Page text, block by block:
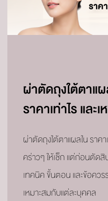
ผ่าตัดถุงใต้ตาแผ
ราคาเท่าไร และ
ผ่าตัดถุงใต้ตาแผลใน ราคา
คร่าวๆ ให้เช็ก แต่ก่อนตัด
เทคนิค ขั้นตอน และข้อคว
เหมาะสมกับแต่ละบุคคล